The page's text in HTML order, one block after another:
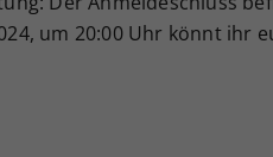
um 20:00 Uhr könnt ihr